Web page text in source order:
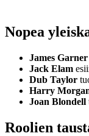
Nopea
James Garner
Jack Elam
Dub Taylor
Harry
Joan Blondell
Roolien